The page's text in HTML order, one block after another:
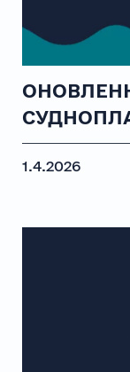
1.4.2026